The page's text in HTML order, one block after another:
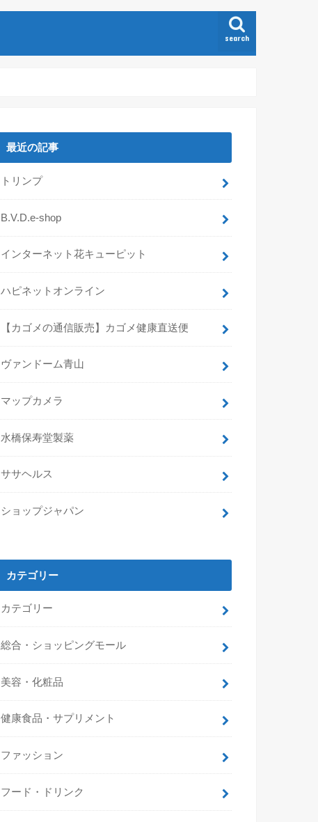
search
最近の記事
トリンプ
B.V.D.e-shop
インターネット花キューピット
ハピネットオンライン
【カゴメの通信販売】カゴメ健康直送便
ヴァンドーム青山
マップカメラ
水橋保寿堂製薬
ササヘルス
ショップジャパン
カテゴリー
カテゴリー
総合・ショッピングモール
美容・化粧品
健康食品・サプリメント
ファッション
フード・ドリンク